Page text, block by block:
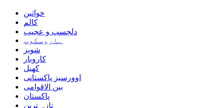
خواتین
کالم
دلچسپ و عجیب
ہاروسکوپ
شوبز
کاروبار
کھیل
اوورسیز پاکستانی
بین الاقوامی
پاکستان
تازہ ترین